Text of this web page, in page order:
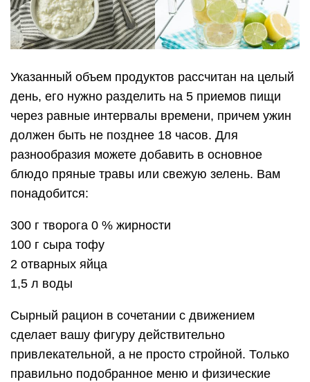
Указанный объем продуктов рассчитан на целый
день, его нужно разделить на 5 приемов пищи
через равные интервалы времени, причем ужин
должен быть не позднее 18 часов. Для
разнообразия можете добавить в основное
блюдо пряные травы или свежую зелень. Вам
понадобится:
300 г творога 0 % жирности
100 г сыра тофу
2 отварных яйца
1,5 л воды
Сырный рацион в сочетании с движением
сделает вашу фигуру действительно
привлекательной, а не просто стройной. Только
правильно подобранное меню и физические